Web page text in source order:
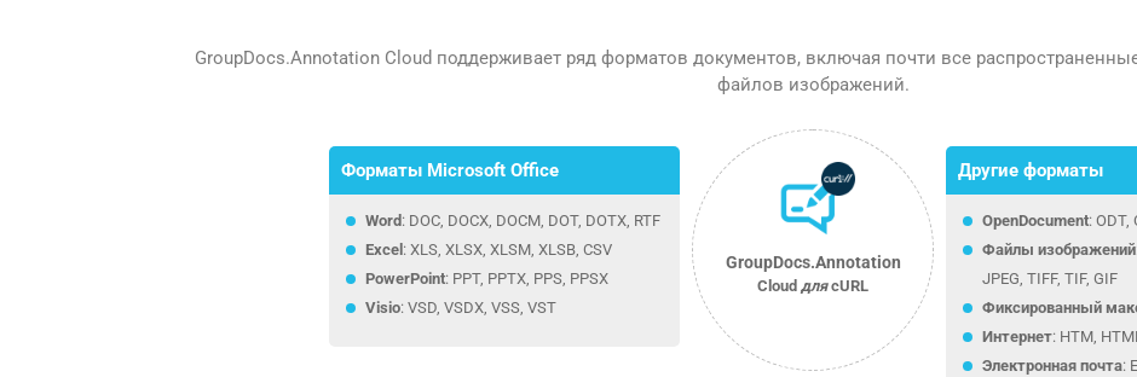
GroupDocs.Annotation Cloud поддерживает ряд форматов документов, включая почти все
файлов изображений.
Форматы Microsoft Office
Word : DOC, DOCX, DOCM, DOT, DOTX, RTF
Excel : XLS, XLSX, XLSM, XLSB, CSV
PowerPoint: PPT, PPTX, PPS, PPSX
Visio: VSD, VSDX, VSS, VST
Другие форматы
OpenDocument: ODT,
Файлы изображений
JPEG, TIFF, TIF, GIF
Фиксированный
Интернет: HTM,
Электронная почта:
GroupDocs.Annotation
Cloud дляcURL